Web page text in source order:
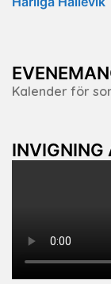
Kalender för
INVIGNING